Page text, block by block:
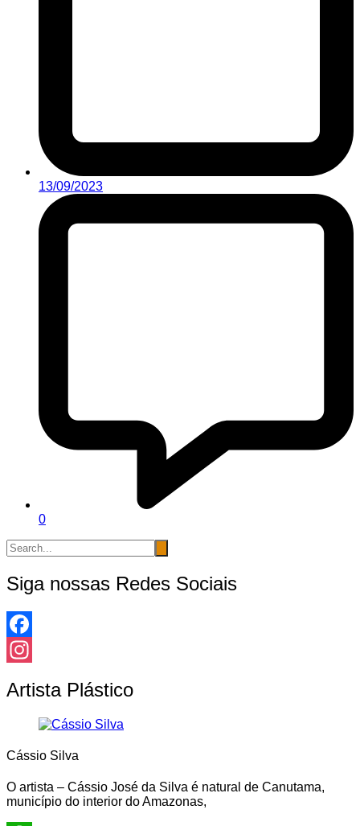
13/09/2023
0
Siga nossas Redes Sociais
Facebook
Artista Plástico
Cássio Silva
O artista – Cássio José da Silva é natural de Canutama,
município do interior do Amazonas,